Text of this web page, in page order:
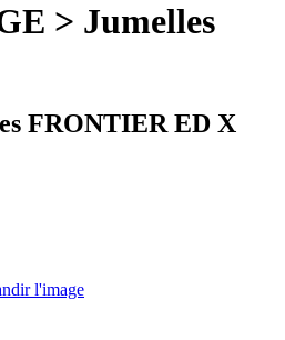
> Jumelles
FRONTIER ED X
l'image